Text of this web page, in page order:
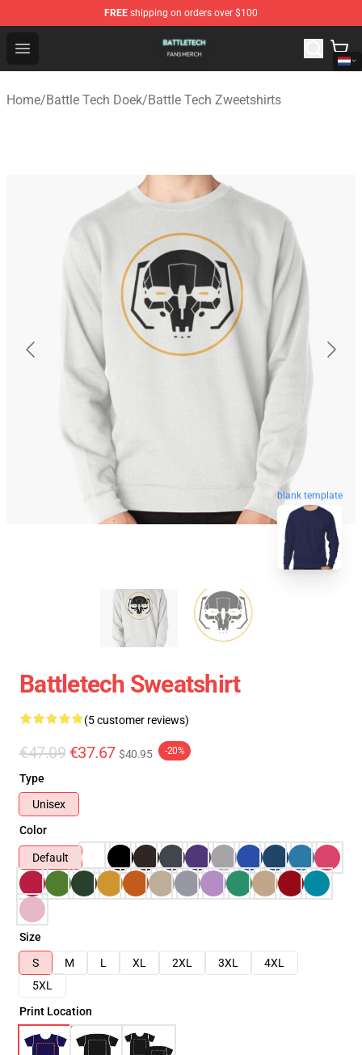
FREE shipping on orders over $100
Open menu
Battle Tech Shop - Official Battle Tech Merchandise Store
Home/Battle Tech Doek/Battle Tech Zweetshirts
blank template
Battletech Sweatshirt
(5 customer reviews)
€47.09 €37.67 $40.95 -20%
Type
Unisex
Color
Default
Size
S
M L XL 2XL 3XL
4XL
5XL
Print Location